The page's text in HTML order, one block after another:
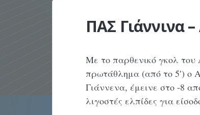
ΠΑΣ Γιάννινα
Με το παρθενικό γκολ
πρωτάθλημα (από το 5′) ο
Γιάννενα, έμεινε στο -8
λιγοστές ελπίδες για